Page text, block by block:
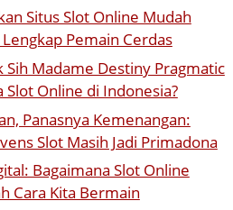
Situs Slot Online Mudah
Pemain Cerdas
Sih Madame Destiny Pragmatic
Slot Online di Indonesia?
Panasnya Kemenangan:
Slot Masih Jadi Primadona
Bagaimana Slot Online
Cara Kita Bermain